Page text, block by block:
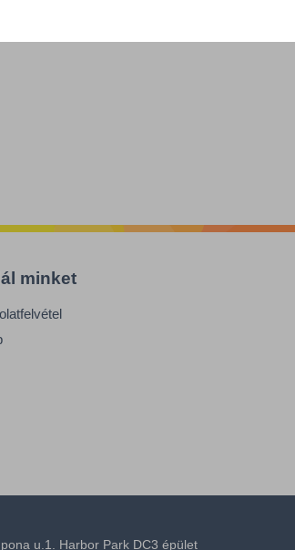
minket
u.1. Harbor Park DC3 épület